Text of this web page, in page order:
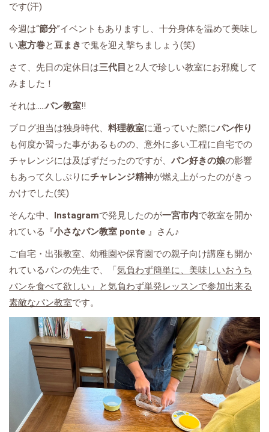
です(汗)
今週は“節分”イベントもありますし、十分身体を温めて美味し
い恵方巻と豆まきで鬼を迎え撃ちましょう(笑)
さて、先日の定休日は三代目 と2人で珍しい教室にお邪魔して
みました！
それは.....パン教室!!
ブログ担当は独身時代、 料理教室に通っていた際にパン作り
も何度か習った事があるものの、意外に多い工程に自宅での
チャレンジには及ばずだったのですが、 パン好きの娘の影響
もあって久しぶりにチャレンジ精神が燃え上がったのがきっ
かけでした(笑)
そんな中、 Instagramで発見したのが一宮市内で教室を開か
れている『小さなパン教室 ponte 』さん♪
ご自宅・出張教室、幼稚園や保育園での親子向け講座も開か
れているパンの先生で、「気負わず簡単に、美味しいおうち
パンを食べて欲しい」と気負わず単発レッスンで参加出来る
素敵なパン教室です。